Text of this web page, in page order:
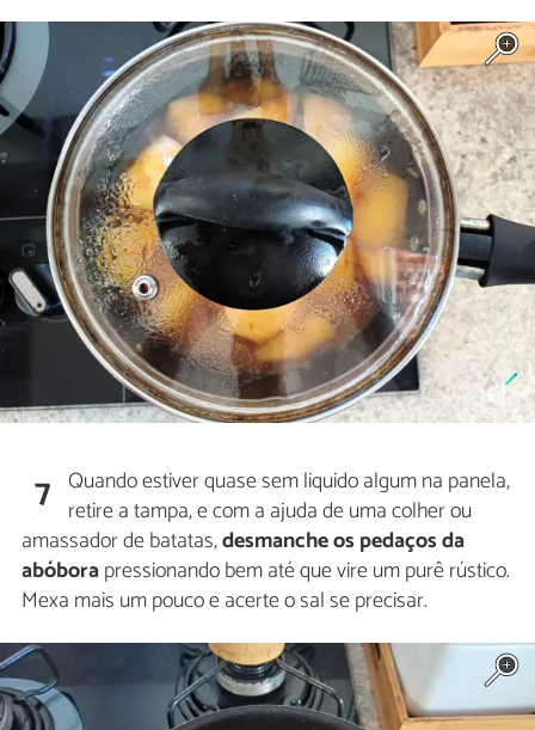
7 Quando estiver quase sem liquido algum na panela,
retire a tampa, e com a ajuda de uma colher ou
amassador de batatas,desmanche os pedaços da
abóborapressionando bem até que vire um purê rústico.
Mexa mais um pouco e acerte o sal se precisar.